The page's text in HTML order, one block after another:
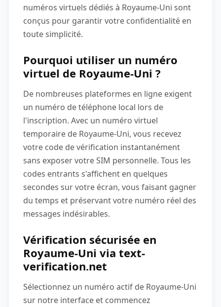
numéros virtuels dédiés à Royaume-Uni sont
conçus pour garantir votre confidentialité en
toute simplicité.
Pourquoi utiliser un numéro
virtuel de Royaume-Uni ?
De nombreuses plateformes en ligne exigent
un numéro de téléphone local lors de
l'inscription. Avec un numéro virtuel
temporaire de Royaume-Uni, vous recevez
votre code de vérification instantanément
sans exposer votre SIM personnelle. Tous les
codes entrants s'affichent en quelques
secondes sur votre écran, vous faisant gagner
du temps et préservant votre numéro réel des
messages indésirables.
Vérification sécurisée en
Royaume-Uni via text-
verification.net
Sélectionnez un numéro actif de Royaume-Uni
sur notre interface et commencez